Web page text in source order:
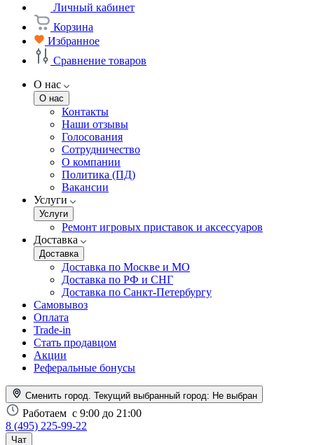
Личный кабинет
Корзина
Избранное
Сравнение товаров
О нас
О нас
Контакты
Наши отзывы
Голосования
Сотрудничество
О компании
Политика (ПД)
Вакансии
Услуги
Услуги
Ремонт игровых приставок и аксессуаров
Доставка
Доставка
Доставка по Москве и МО
Доставка по РФ и СНГ
Доставка по Санкт-Петербургу
Самовывоз
Оплата
Trade-in
Стать продавцом
Акции
Реферальные бонусы
Сменить город. Текущий выбранный город: Не выбран
Работаем с 9:00 до 21:00
8 (495) 225-99-22
Чат